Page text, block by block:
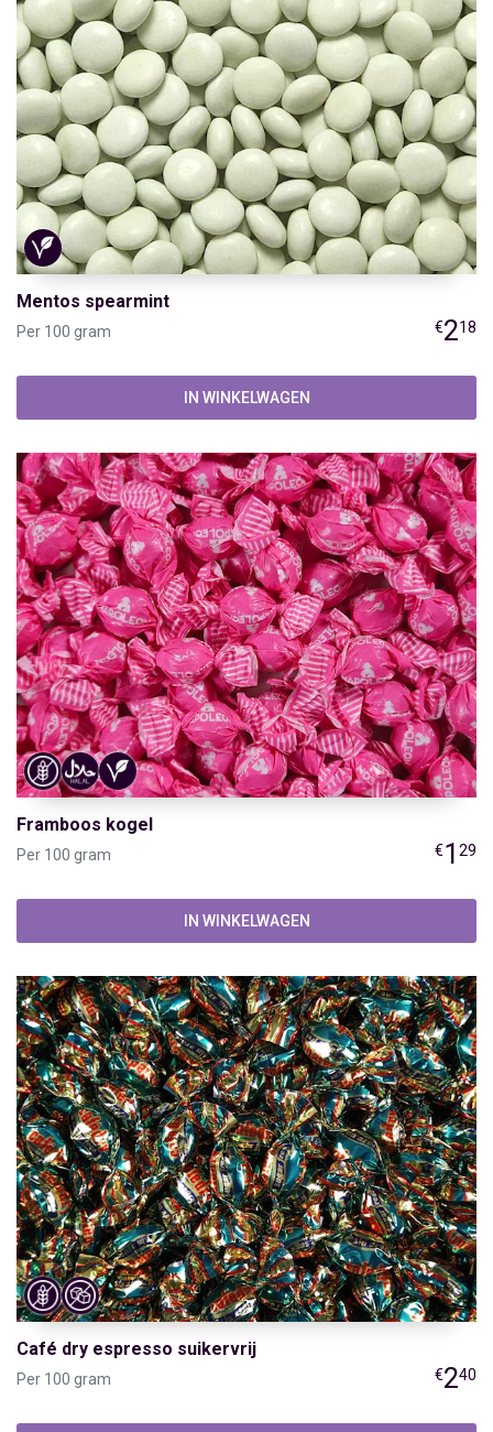
Mentos spearmint
Per 100 gram €218
IN WINKELWAGEN
Framboos kogel
Per 100 gram €1 29
IN WINKELWAGEN
Café dry espresso suikervrij
Per 100 gram €240